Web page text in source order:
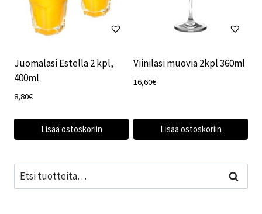
Juomalasi Estella 2 kpl,
400ml
8,80€
Lisää ostoskoriin
Viinilasi muovia 2kpl 360ml
16,60€
Lisää ostoskoriin
Etsi: Haku